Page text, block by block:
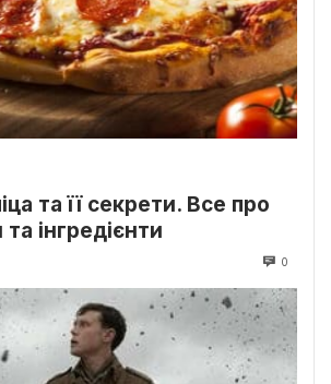
та її секрети. Все про
та інгредієнти
0